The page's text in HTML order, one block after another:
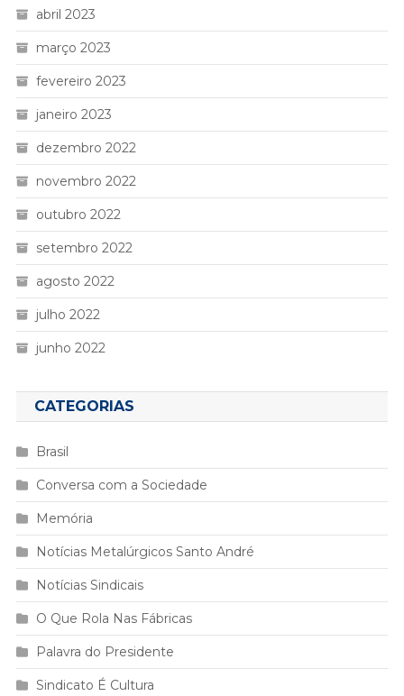
abril 2023
março 2023
fevereiro 2023
janeiro 2023
dezembro 2022
novembro 2022
outubro 2022
setembro 2022
agosto 2022
julho 2022
junho 2022
CATEGORIAS
Brasil
Conversa com a Sociedade
Memória
Notícias Metalúrgicos Santo André
Notícias Sindicais
O Que Rola Nas Fábricas
Palavra do Presidente
Sindicato É Cultura